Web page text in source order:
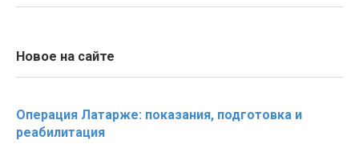
Новое на сайте
Операция Латарже: показания, подготовка и
реабилитация